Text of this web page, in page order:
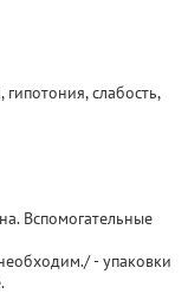
слабость,
Вспомогательные
- упаковки